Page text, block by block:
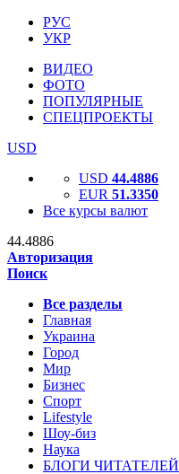
РУС
УКР
ВИДЕО
ФОТО
ПОПУЛЯРНЫЕ
СПЕЦПРОЕКТЫ
USD
USD 44.4886
EUR 51.3350
Все курсы валют
44.4886
Авторизация
Поиск
Все разделы
Главная
Украина
Город
Мир
Бизнес
Спорт
Lifestyle
Шоу-биз
Наука
БЛОГИ ЧИТАТЕЛЕЙ